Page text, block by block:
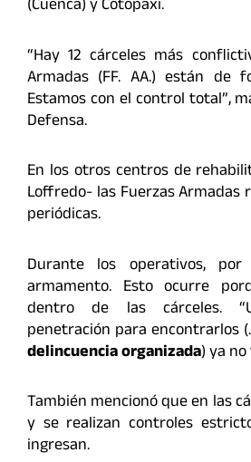
(Cuenca) y Cotopaxi.
“Hay 12 cárceles más
Armadas (FF. AA.) están de
Estamos con el control total”,
Defensa.
En los otros centros de
Loffredo- las Fuerzas Armadas
periódicas.
Durante los operativos, por
armamento. Esto ocurre
dentro de las cárceles.
penetración para encontrarlos
delincuencia organizada) ya
También mencionó que en las
y se realizan controles
ingresan.